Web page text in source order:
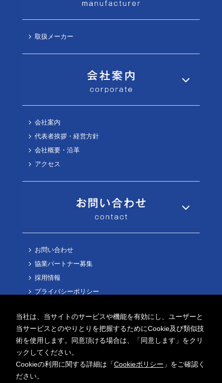
当社は、当サイトのサービスや機能を有効にし、ユーザーと
当サービスとのやりとりを把握するためにCookie及び類似技
術を使用します。同意頂ける場合は、「同意します」をクリ
ックしてください。
Cookieの利用に関する詳細は「Cookieポリシー 」をご確認く
ださい。
取扱メーカー
会社案内
代表者挨拶・経営方針
会社概要・沿革
アクセス
お問い合わせ
協業パートナー募集
採用情報
プライバシーポリシー
Copyright ©2026 AITECH Solution Co.,Ltd.